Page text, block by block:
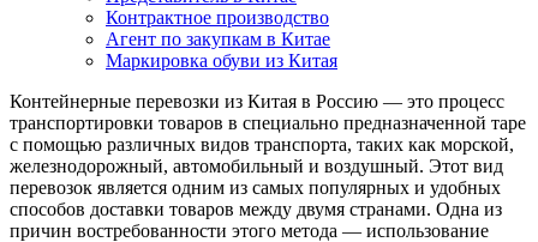
Контрактное производство
Агент по закупкам в Китае
Маркировка обуви из Китая
Контейнерные перевозки из Китая в Россию — это процесс
транспортировки товаров в специально предназначенной таре
с помощью различных видов транспорта, таких как морской,
железнодорожный, автомобильный и воздушный. Этот вид
перевозок является одним из самых популярных и удобных
способов доставки товаров между двумя странами. Одна из
причин востребованности этого метода — использование